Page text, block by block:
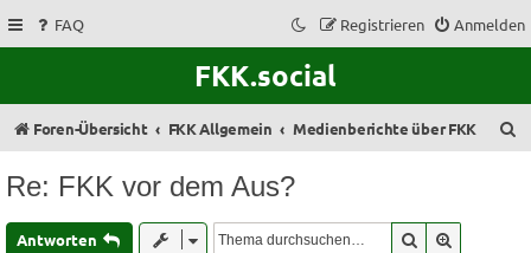
FAQ Anmelden
Registrieren
FKK.social
Foren-Übersicht FKK Allgemein Medienberichte über FKK
Re: FKK vor dem Aus?
Antworten Suche